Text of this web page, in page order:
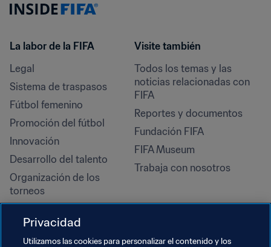
La labor de la FIFA
Legal
Sistema de traspasos
Fútbol femenino
Promoción del fútbol
Innovación
Desarrollo del talento
Organización de los
torneos
Derechos humanos y lucha
contra la discriminación
Visite también
Todos los temas y las
noticias relacionadas con
FIFA
Reportes y documentos
Fundación FIFA
FIFA Museum
Trabaja con nosotros
Privacidad
Utilizamos las cookies para personalizar el contenido y los